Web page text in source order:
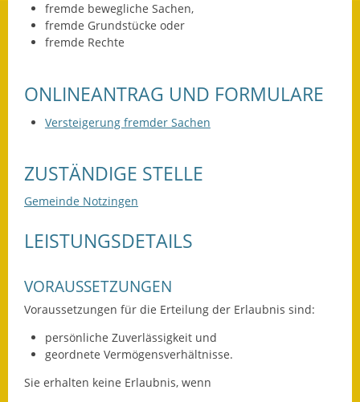
Was die Alten noch
Leichte Sprache
Mitteilungsblatt
Nachhaltigkeitsbericht
Notfallplanung
Ortsplan
Schadensmeldung
fremde bewegliche Sachen,
fremde Grundstücke oder
fremde Rechte
ONLINEANTRAG UND FORMULARE
Versteigerung fremder Sachen
ZUSTÄNDIGE STELLE
Gemeinde Notzingen
LEISTUNGSDETAILS
VORAUSSETZUNGEN
Voraussetzungen für die Erteilung der Erlaubnis sind:
persönliche Zuverlässigkeit und
geordnete Vermögensverhältnisse.
Sie erhalten keine Erlaubnis, wenn